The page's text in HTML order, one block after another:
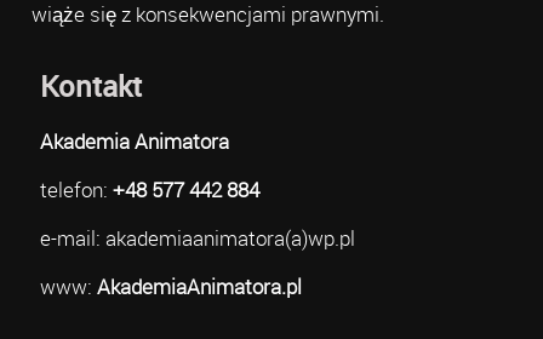
wiąże się z konsekwencjami prawnymi.
Kontakt
Akademia Animatora
telefon: +48 577 442 884
e-mail: akademiaanimatora(a)wp.pl
www: AkademiaAnimatora.pl